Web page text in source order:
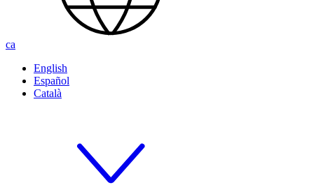
ca
English
Español
Català